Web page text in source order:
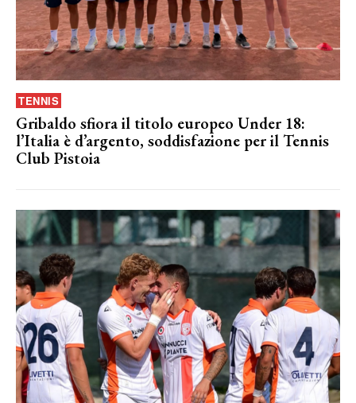
TENNIS
Gribaldo sfiora il titolo europeo Under 18:
l’Italia è d’argento, soddisfazione per il Tennis
Club Pistoia